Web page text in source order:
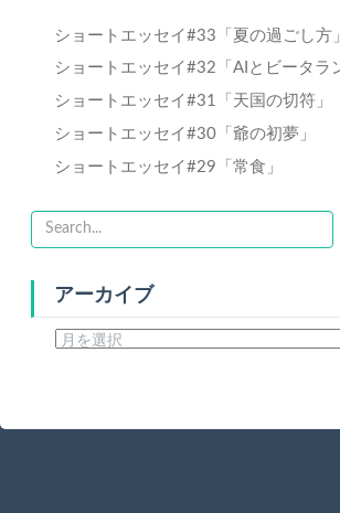
ショートエッセイ#33「夏の過ごし方」
ショートエッセイ#32「AIとビータラ
ショートエッセイ#31「天国の切符」
ショートエッセイ#30「爺の初夢」
ショートエッセイ#29「常食」
アーカイブ
ブ